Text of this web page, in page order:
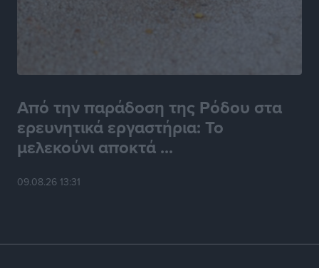
Από την παράδοση της Ρόδου στα
ερευνητικά εργαστήρια: Το
μελεκούνι αποκτά ...
09.08.26 13:31